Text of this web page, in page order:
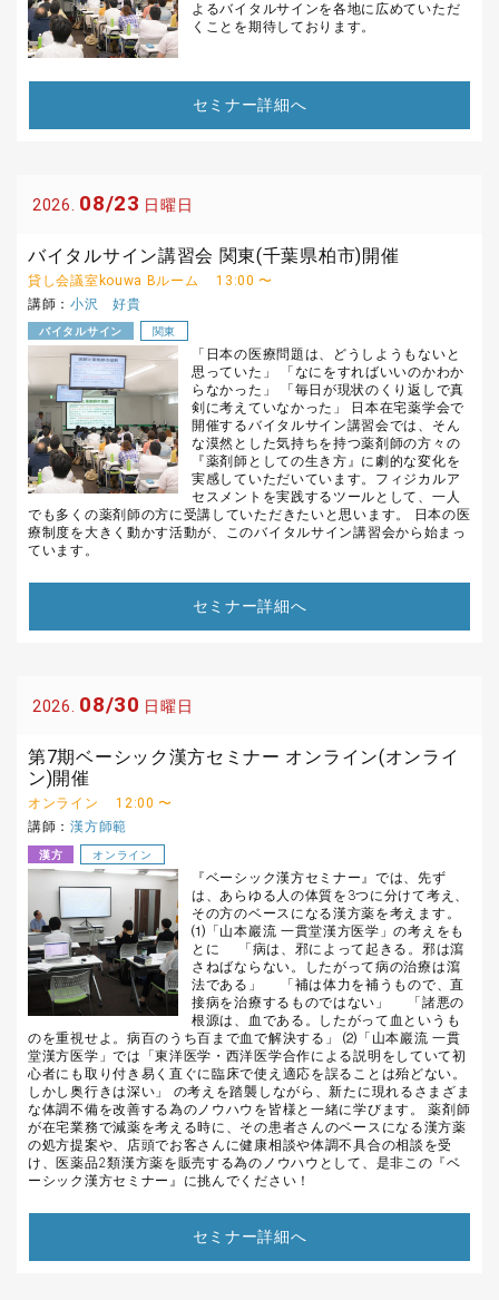
よるバイタルサインを各地に広めていただ
くことを期待しております。
セミナー詳細へ
2026. 08/23 日曜日
バイタルサイン講習会 関東(千葉県柏市)開催
貸し会議室kouwa Bルーム
13:00 〜
講師：小沢 好貴
バイタルサイン 関東
「日本の医療問題は、どうしようもないと
思っていた」 「なにをすればいいのかわか
らなかった」 「毎日が現状のくり返しで真
剣に考えていなかった」 日本在宅薬学会で
開催するバイタルサイン講習会では、そん
な漠然とした気持ちを持つ薬剤師の方々の
『薬剤師としての生き方』に劇的な変化を
実感していただいています。フィジカルア
セスメントを実践するツールとして、一人
でも多くの薬剤師の方に受講していただきたいと思います。 日本の医
療制度を大きく動かす活動が、このバイタルサイン講習会から始まっ
ています。
セミナー詳細へ
2026. 08/30 日曜日
第7期ベーシック漢方セミナー オンライン(オンライ
ン)開催
オンライン
12:00 〜
講師：漢方師範
漢方 オンライン
『ベーシック漢方セミナー』では、先ず
は、あらゆる人の体質を3つに分けて考え、
その方のベースになる漢方薬を考えます。
⑴「山本巖流 一貫堂漢方医学」の考えをも
とに 「病は、邪によって起きる。邪は瀉
さねばならない。したがって病の治療は瀉
法である」 「補は体力を補うもので、直
接病を治療するものではない」 「諸悪の
根源は、血である。したがって血というも
のを重視せよ。病百のうち百まで血で解決する」 ⑵「山本巖流 一貫
堂漢方医学」では「東洋医学・西洋医学合作による説明をしていて初
心者にも取り付き易く直ぐに臨床で使え適応を誤ることは殆どない。
しかし奥行きは深い」 の考えを踏襲しながら、新たに現れるさまざま
な体調不備を改善する為のノウハウを皆様と一緒に学びます。 薬剤師
が在宅業務で減薬を考える時に、その患者さんのベースになる漢方薬
の処方提案や、店頭でお客さんに健康相談や体調不具合の相談を受
け、医薬品2類漢方薬を販売する為のノウハウとして、是非この『ベ
ーシック漢方セミナー』に挑んでください！
セミナー詳細へ